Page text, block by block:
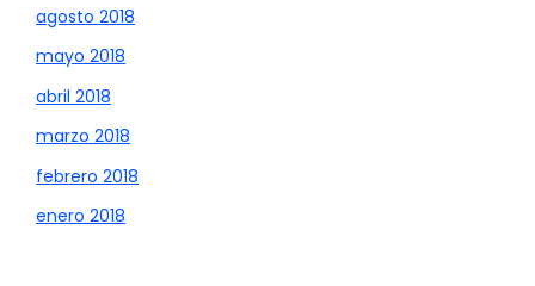
agosto 2018
mayo 2018
abril 2018
marzo 2018
febrero 2018
enero 2018